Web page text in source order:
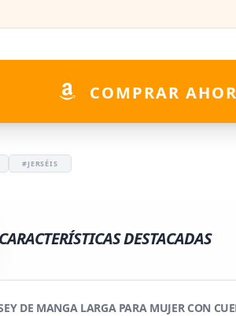
COMPRAR
#JERSÉIS
CARACTERÍSTICAS DESTACADAS
DE MANGA LARGA PARA MUJER CON